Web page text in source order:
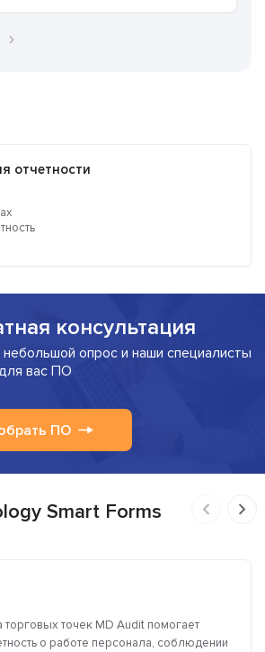
отчетности
консультация
небольшой опрос и наши специалисты
вас ПО
ПО
Smart Forms
торговых точек MD Audit помогает
о работе персонала, соблюдении